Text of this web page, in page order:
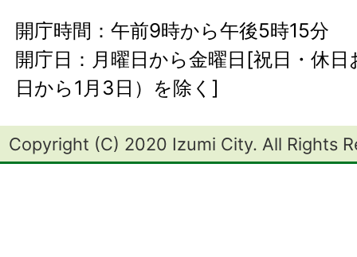
開庁時間：午前9時から午後5時15分
開庁日：月曜日から金曜日[祝日・休
日から1月3日）を除く]
Copyright (C) 2020 Izumi City. All Rights